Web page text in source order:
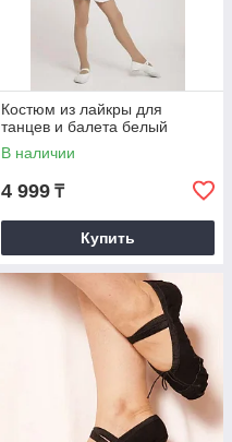
Костюм из лайкры для
танцев и балета белый
В наличии
4 999 ₸
Купить